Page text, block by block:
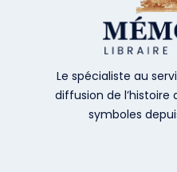
Le spécialiste au
diffusion de l’histoire
symboles